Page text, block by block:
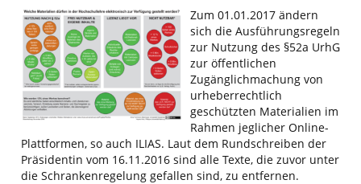
Zum 01.01.2017 ändern
sich die Ausführungsregeln
zur Nutzung des §52a UrhG
zur öffentlichen
Zugänglichmachung von
urheberrechtlich
geschützten Materialien im
Rahmen jeglicher Online-
Plattformen, so auch ILIAS. Laut dem Rundschreiben der
Präsidentin vom 16.11.2016 sind alle Texte, die zuvor unter
die Schrankenregelung gefallen sind, zu entfernen.